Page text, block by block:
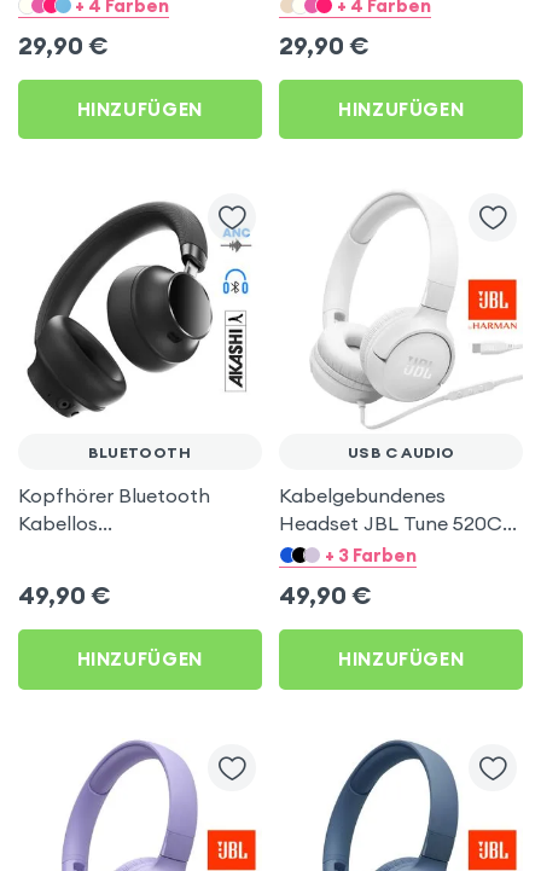
+ 4 Farben
29,90 €
HINZUFÜGEN
+ 4 Farben
29,90 €
HINZUFÜGEN
BLUETOOTH
Kopfhörer Bluetooth
Kabellos
49,90 €
HINZUFÜGEN
USB C AUDIO
Kabelgebundenes
Headset JBL Tune 520C
USB-C Hi-Res Sound -
+ 3 Farben
49,90 €
HINZUFÜGEN